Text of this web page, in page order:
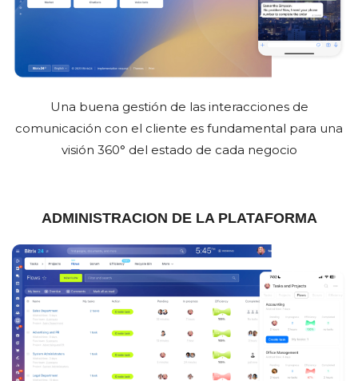
Una buena gestión de las interacciones de
comunicación con el cliente es fundamental para una
visión 360° del estado de cada negocio
ADMINISTRACION DE LA PLATAFORMA